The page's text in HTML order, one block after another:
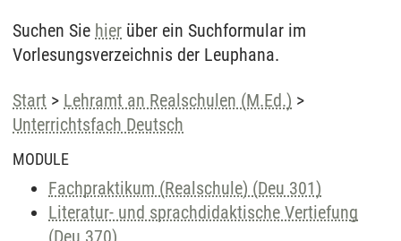
Suchen Sie hier über ein Suchformular im
Vorlesungsverzeichnis der Leuphana.
Start > Lehramt an Realschulen (M.Ed.) >
Unterrichtsfach Deutsch
MODULE
Fachpraktikum (Realschule) (Deu 301)
Literatur- und sprachdidaktische Vertiefung
(Deu 370)